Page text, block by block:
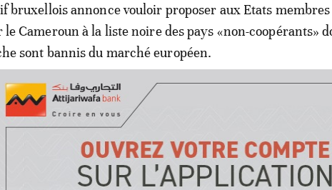
bruxellois annonce vouloir proposer aux Etats membres
le Cameroun à la liste noire des pays «non-coopérants»
sont bannis du marché européen.
Pillage organisé des ressources
accuse, le ministère